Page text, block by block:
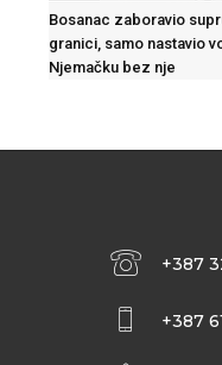
Bosanac zaboravio
granici, samo nastavio
Njemačku bez nje
+387
+387